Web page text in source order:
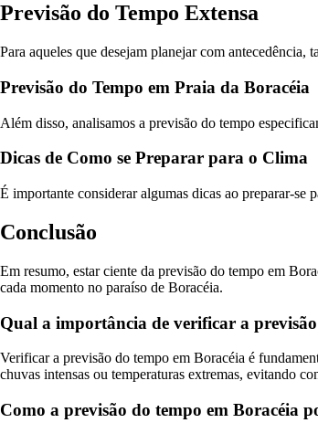
Previsão do Tempo Extensa
Para aqueles que desejam planejar com
Previsão do Tempo em Praia da Boracéia
Além disso, analisamos a previsão do tempo
Dicas de Como se Preparar para o Clima
É importante considerar algumas dicas ao preparar-se
Conclusão
Em resumo, estar ciente da previsão do tempo em
cada momento no paraíso de Boracéia.
Qual a importância de verificar a
Verificar a previsão do tempo em Boracéia é
chuvas intensas ou temperaturas extremas, evitando
Como a previsão do tempo em Boracéia